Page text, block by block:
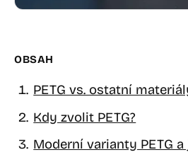
OBSAH
PETG vs. ostatní
Kdy zvolit PETG?
Moderní varianty PETG